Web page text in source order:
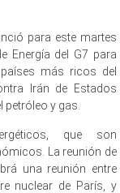
para este martes
Energía del G7 para
más ricos del
Irán de Estados
petróleo y gas.
que son
La reunión de
una reunión entre
nuclear de París, y